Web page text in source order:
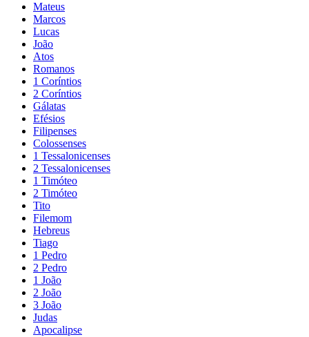
Mateus
Marcos
Lucas
João
Atos
Romanos
1 Coríntios
2 Coríntios
Gálatas
Efésios
Filipenses
Colossenses
1 Tessalonicenses
2 Tessalonicenses
1 Timóteo
2 Timóteo
Tito
Filemom
Hebreus
Tiago
1 Pedro
2 Pedro
1 João
2 João
3 João
Judas
Apocalipse